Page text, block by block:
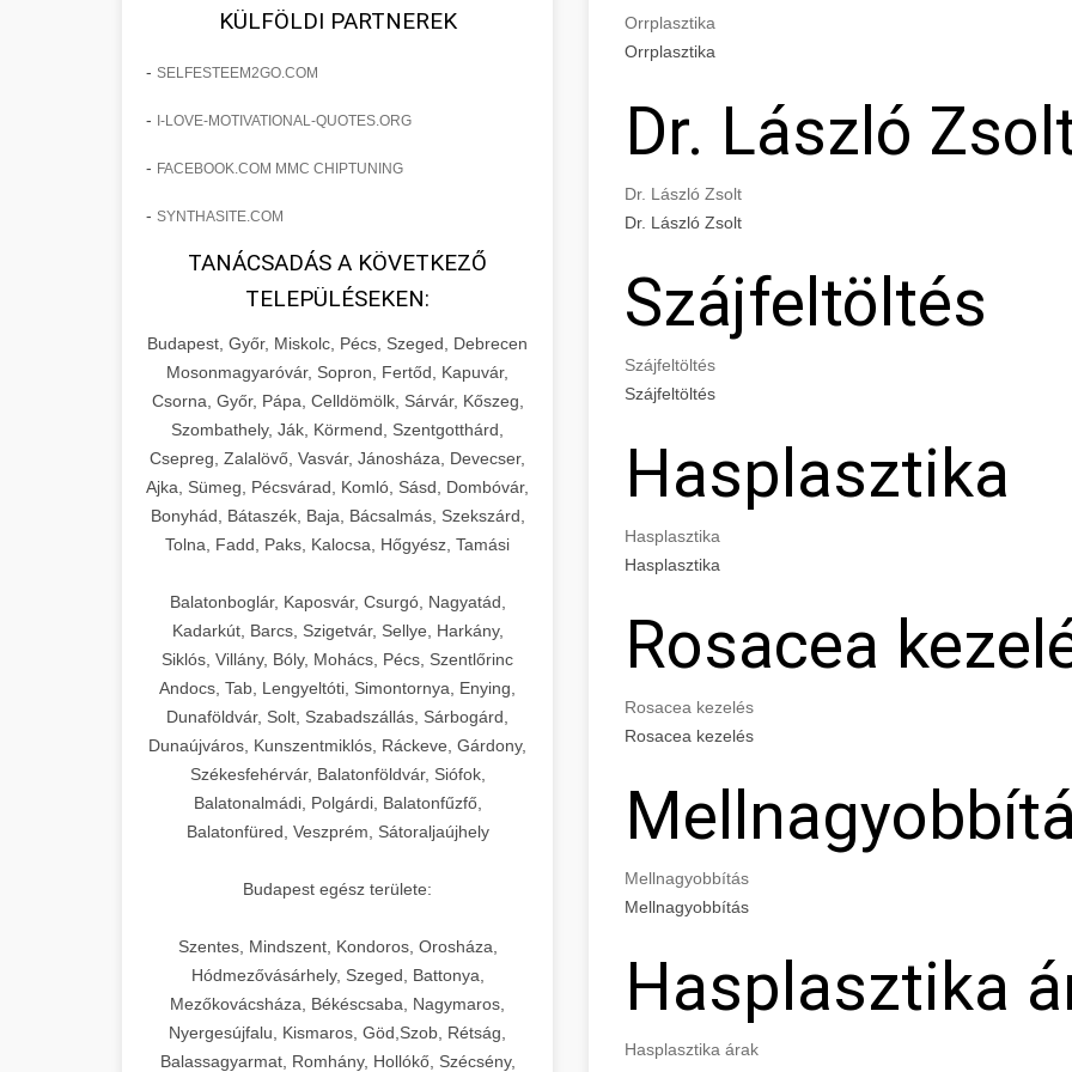
sebészeti praxisban.
páciensszám növekedés
os Növekedést
Lépésről lépésre marketing tervrajz,
eredményezett. Ismerje meg a
szonyegtisztito.net
marketing stratégiai tervrajz
os Növekedésének
Története
Teljes dokumentáció egy klinika
átalakulási útjáról, bemutatva az utat a
küzdő praxistól a virágzó vállalkozásig
150%-os növekedéssel.
szonyegtakaritas.org
klinika átalakulási történet
🎪 18. Szemhéjplasztika
Iránti Érdeklődés 150%-
Technikák és módszerek a páciensek
érdeklődésének és elkötelezettségének
drámai növeléséhez. Egy 150%-os
fellendülési esettanulmány gyakorlati
betekintésekkel.
weboldal-keszites.co
elkötelezettség erősítési módszerek
🎮 19. AI Google Ads és
Meta Kampány Kezelés +
Fejlett AI-alapú Google Ads és Meta
hirdetési kampánykezelés.
Optimalizálja hirdetési költségvetését
aikampany.hu
AI hirdetési automatizálás
🍞 20. Ipari Dagasztógép +
Professzionális ipari dagasztógépek és
tésztakeverő gépek pékségek és
kereskedelmi konyhák számára.
Masszív konstrukció megbízható
teljesítményhez.
chef-iparikonyhagepek.hu
kereskedelmi tésztakeverő
🔪 21. Ipari Szeletelőgép+
Ipari hús- és sajtszeletelő gépek
professzionális élelmiszer-
előkészítéshez. Precíziós vágás
állítható vastagság beállítással.
chef-iparikonyhagepek.hu
professzionális élelmiszer szeletelő
📦 22. Vákuumozó Gép +
Kereskedelmi vákuumcsomagoló
berendezések élelmiszerek
szavatossági időt és tartsa meg a
chef-iparikonyhagepek.hu
vákuum lezáró berendezés
🎁 23. Vákuumfóliázó
+
professzionális élelmiszer-csomagolási
műveletekhez. Hatékony lezárási és
tartósítási megoldások.
chef-iparikonyhagepek.hu
🔥 24. Ipari Sütő és
Gőzpároló
+
Kereskedelmi légkeveréses sütők és
KÜLFÖLDI PARTNEREK
- SELFESTEEM2GO.COM
- I-LOVE-MOTIVATIONAL-QUOTES.ORG
- FACEBOOK.COM MMC CHIPTUNING
- SYNTHASITE.COM
TANÁCSADÁS A KÖVETKEZŐ
TELEPÜLÉSEKEN:
Budapest, Győr, Miskolc, Pécs, Szeged, Debrecen
Mosonmagyaróvár, Sopron, Fertőd, Kapuvár,
Csorna, Győr, Pápa, Celldömölk, Sárvár, Kőszeg,
Szombathely, Ják, Körmend, Szentgotthárd,
Csepreg, Zalalövő, Vasvár, Jánosháza, Devecser,
Ajka, Sümeg, Pécsvárad, Komló, Sásd, Dombóvár,
Bonyhád, Bátaszék, Baja, Bácsalmás, Szekszárd,
Tolna, Fadd, Paks, Kalocsa, Hőgyész, Tamási
Balatonboglár, Kaposvár, Csurgó, Nagyatád,
Kadarkút, Barcs, Szigetvár, Sellye, Harkány,
Siklós, Villány, Bóly, Mohács, Pécs, Szentlőrinc
Andocs, Tab, Lengyeltóti, Simontornya, Enying,
Dunaföldvár, Solt, Szabadszállás, Sárbogárd,
Dunaújváros, Kunszentmiklós, Ráckeve, Gárdony,
Székesfehérvár, Balatonföldvár, Siófok,
Balatonalmádi, Polgárdi, Balatonfűzfő,
Balatonfüred, Veszprém, Sátoraljaújhely
Budapest egész területe:
Szentes, Mindszent, Kondoros, Orosháza,
Hódmezővásárhely, Szeged, Battonya,
Mezőkovácsháza, Békéscsaba, Nagymaros,
Nyergesújfalu, Kismaros, Göd,Szob, Rétság,
Balassagyarmat, Romhány, Hollókő, Szécsény,
Orrplasztika
Orrplasztika
Dr. László
Dr. László Zsolt
Dr. László Zsolt
Szájfeltöltés
Szájfeltöltés
Szájfeltöltés
Hasplasztika
Hasplasztika
Hasplasztika
Rosacea
Rosacea kezelés
Rosacea kezelés
Mellnagyobbítás
Mellnagyobbítás
Hasplasztika
Hasplasztika árak